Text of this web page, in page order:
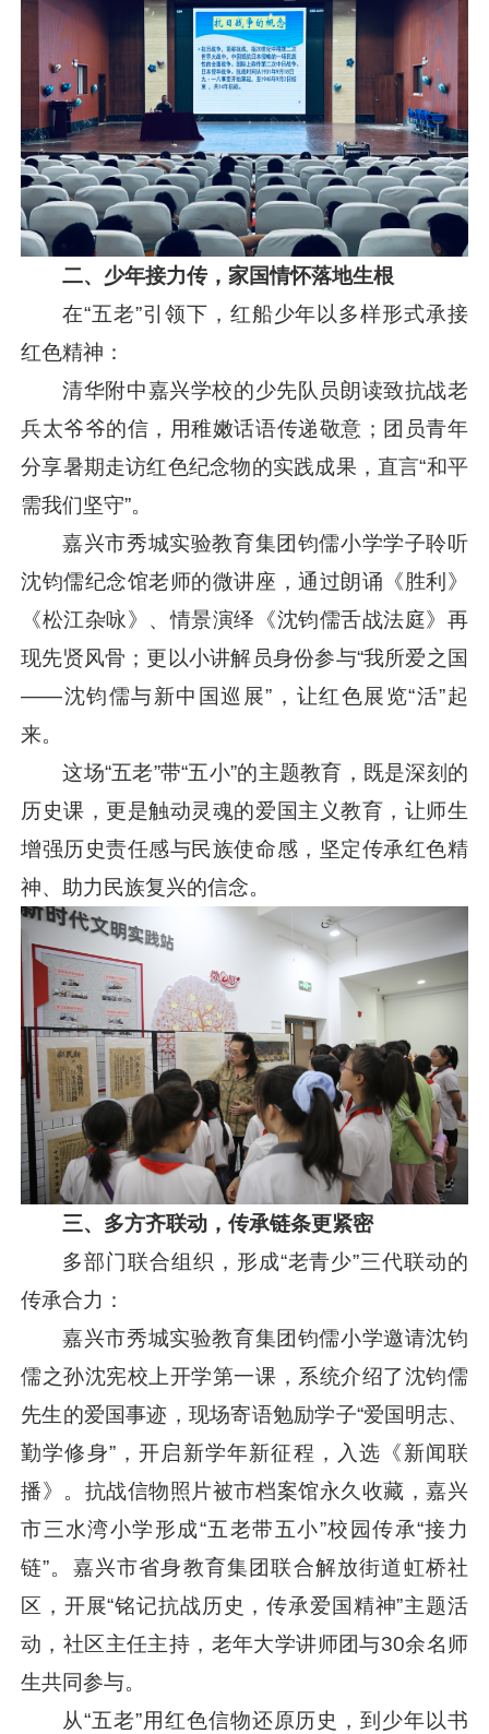
二、少年接力传，家国情怀落地生根
在“五老”引领下，红船少年以多样形式承接
红色精神：
清华附中嘉兴学校的少先队员朗读致抗战老
兵太爷爷的信，用稚嫩话语传递敬意；团员青年
分享暑期走访红色纪念物的实践成果，直言“和平
需我们坚守”。
嘉兴市秀城实验教育集团钧儒小学学子聆听
沈钧儒纪念馆老师的微讲座，通过朗诵《胜利》
《松江杂咏》、情景演绎《沈钧儒舌战法庭》再
现先贤风骨；更以小讲解员身份参与“我所爱之国
——沈钧儒与新中国巡展”，让红色展览“活”起
来。
这场“五老”带“五小”的主题教育，既是深刻的
历史课，更是触动灵魂的爱国主义教育，让师生
增强历史责任感与民族使命感，坚定传承红色精
神、助力民族复兴的信念。
三、多方齐联动，传承链条更紧密
多部门联合组织，形成“老青少”三代联动的
传承合力：
嘉兴市秀城实验教育集团钧儒小学邀请沈钧
儒之孙沈宪校上开学第一课，系统介绍了沈钧儒
先生的爱国事迹，现场寄语勉励学子“爱国明志、
勤学修身”，开启新学年新征程，入选《新闻联
播》。抗战信物照片被市档案馆永久收藏，嘉兴
市三水湾小学形成“五老带五小”校园传承“接力
链”。嘉兴市省身教育集团联合解放街道虹桥社
区，开展“铭记抗战历史，传承爱国精神”主题活
动，社区主任主持，老年大学讲师团与30余名师
生共同参与。
从“五老”用红色信物还原历史，到少年以书